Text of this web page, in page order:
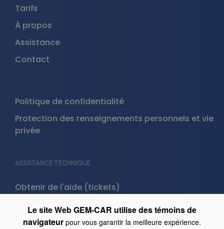
Le site Web GEM-CAR utilise des témoins de
navigateur pour vous garantir la meilleure expérience.
Tarifs
À propos
Assistance
Contact
Politique de confidentialité
Protection des renseignements personnels et vie
privée
ASSISTANCE TECHNIQUE
Obtenir de l'aide (tickets)
GEM-RV